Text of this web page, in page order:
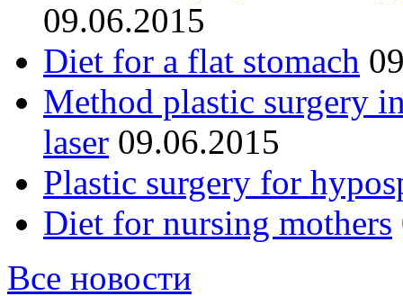
09.06.2015
Diet for a flat stomach
Method plastic surgery
laser 09.06.2015
Plastic surgery for
Diet for nursing mothers
Все новости